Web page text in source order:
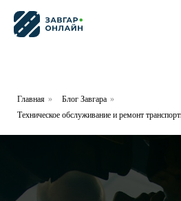
Главная » Блог Завгара »
Техническое обслуживание и ремонт